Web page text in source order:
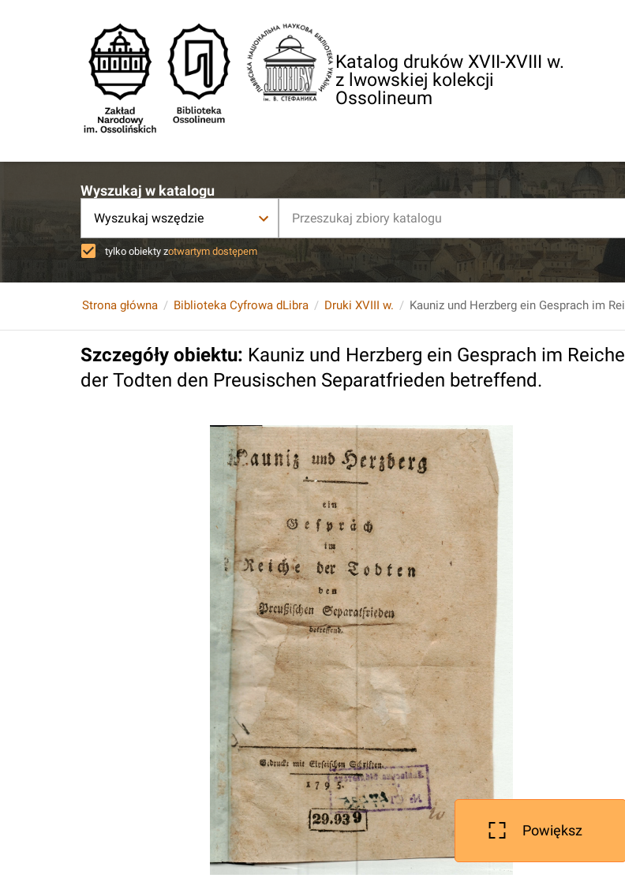
Katalog druków XVII-XVIII w.
z lwowskiej kolekcji
Ossolineum
Wyszukaj w katalogu
Wyszukaj wszędzie
tylko obiekty zotwartym dostępem
Strona główna Biblioteka Cyfrowa dLibra Druki XVIII w.
Szczegóły obiektu: Kauniz und Herzberg ein Gesprach im Reiche
der Todten den Preusischen Separatfrieden betreffend.
Powiększ